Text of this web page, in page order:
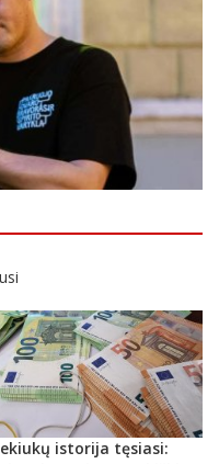
istorija tęsiasi: